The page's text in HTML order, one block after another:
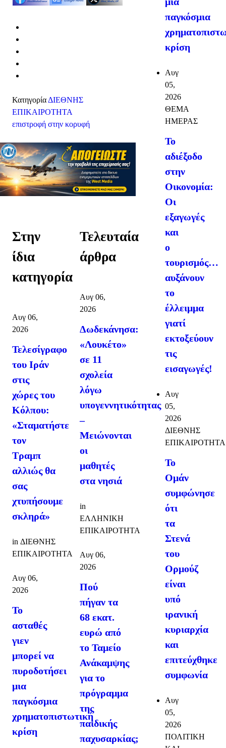
Κατηγορία ΔΙΕΘΝΗΣ
ΕΠΙΚΑΙΡΟΤΗΤΑ
επιστροφή στην κορυφή
Στην
ίδια
κατηγορία
Αυγ 06,
2026
Τελεσίγραφο
του Ιράν
στις
χώρες του
Κόλπου:
«Σταματήστε
τον
Τραμπ
αλλιώς θα
σας
χτυπήσουμε
σκληρά»
in ΔΙΕΘΝΗΣ
ΕΠΙΚΑΙΡΟΤΗΤΑ
Αυγ 06,
2026
Το
ασταθές
γιεν
μπορεί να
πυροδοτήσει
μια
παγκόσμια
χρηματοπιστωτική
κρίση
Τελευταία
άρθρα
Αυγ 06,
2026
Δωδεκάνησα:
«Λουκέτο»
σε 11
σχολεία
λόγω
υπογεννητικότητας
–
Μειώνονται
οι
μαθητές
στα νησιά
in
ΕΛΛΗΝΙΚΗ
ΕΠΙΚΑΙΡΟΤΗΤΑ
Αυγ 06,
2026
Πού
πήγαν τα
68 εκατ.
ευρώ από
το Ταμείο
Ανάκαμψης
για το
πρόγραμμα
της
παιδικής
παχυσαρκίας;
παγκόσμια
κρίση
Αυγ
05,
2026
ΘΕΜΑ
ΗΜΕΡΑΣ
Το
αδιέξοδο
στην
Οικονομία:
Οι
εξαγωγές
και
ο
τουρισμός…
αυξάνουν
το
έλλειμμα
γιατί
εκτοξεύουν
τις
εισαγωγές!
Αυγ
05,
2026
ΔΙΕΘΝΗΣ
ΕΠΙΚΑΙΡΟΤΗΤΑ
Το
Ομάν
συμφώνησε
ότι
τα
Στενά
του
Ορμούζ
είναι
υπό
ιρανική
κυριαρχία
και
επιτεύχθηκε
συμφωνία
Αυγ
05,
2026
ΠΟΛΙΤΙΚΗ